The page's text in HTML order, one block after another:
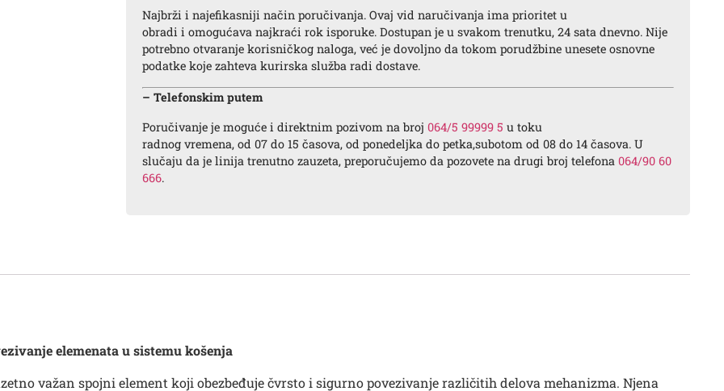
Najbrži i najefikasniji način poručivanja. Ovaj vid naručivanja ima prioritet u
obradi i omogućava najkraći rok isporuke. Dostupan je u svakom trenutku, 24 sata dnevno. Nije
potrebno otvaranje korisničkog naloga, već je dovoljno da tokom porudžbine unesete osnovne
podatke koje zahteva kurirska služba radi dostave.
– Telefonskim putem
Poručivanje je moguće i direktnim pozivom na broj 064/5 99999 5 u toku
radnog vremena, od 07 do 15 časova, od ponedeljka do petka,subotom od 08 do 14 časova. U
slučaju da je linija trenutno zauzeta, preporučujemo da pozovete na drugi broj telefona 064/90 60
666.
elemenata u sistemu košenja
važan spojni element koji obezbeđuje čvrsto i sigurno povezivanje različitih delova mehanizma. Njena